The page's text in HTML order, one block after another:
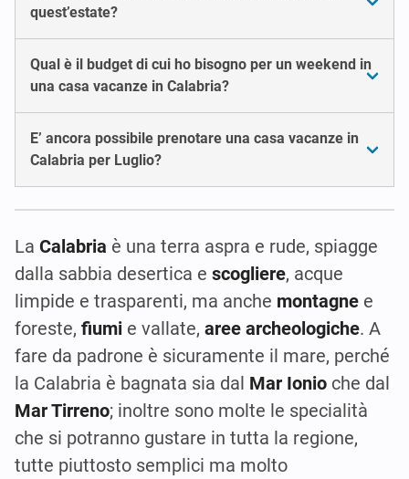
quest’estate?
Qual è il budget di cui ho bisogno per un weekend in
una casa vacanze in Calabria?
E’ ancora possibile prenotare una casa vacanze in
Calabria per Luglio?
La Calabria è una terra aspra e rude, spiagge
dalla sabbia desertica e scogliere, acque
limpide e trasparenti, ma anche montagne e
foreste, fiumi e vallate, aree archeologiche. A
fare da padrone è sicuramente il mare, perché
la Calabria è bagnata sia dal Mar Ionio che dal
Mar Tirreno; inoltre sono molte le specialità
che si potranno gustare in tutta la regione,
tutte piuttosto semplici ma molto